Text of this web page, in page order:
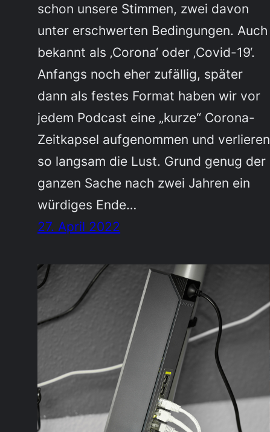
schon unsere Stimmen, zwei davon
unter erschwerten Bedingungen. Auch
bekannt als ‚Corona‘ oder ‚Covid-19‘.
Anfangs noch eher zufällig, später
dann als festes Format haben wir vor
jedem Podcast eine „kurze“ Corona-
Zeitkapsel aufgenommen und verlieren
so langsam die Lust. Grund genug der
ganzen Sache nach zwei Jahren ein
würdiges Ende…
27. April 2022